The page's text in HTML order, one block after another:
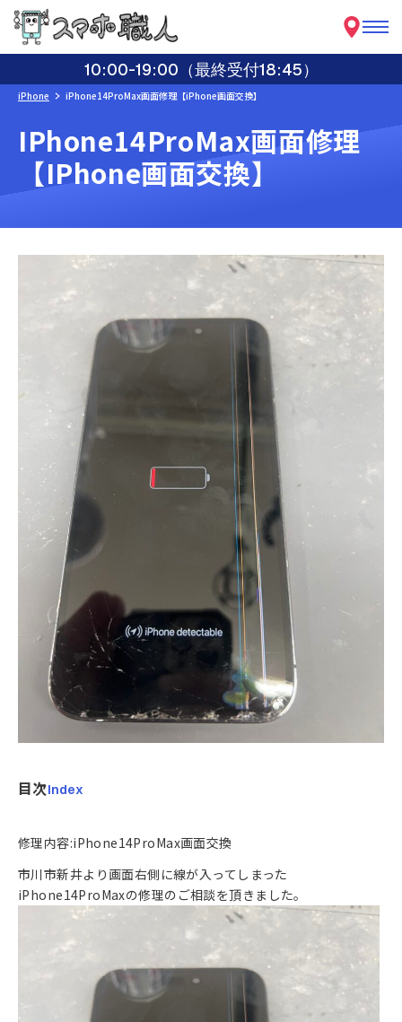
10:00-19:00（最終受付18:45）
iPhone iPhone14ProMax画面修理【iPhone画面交換】
IPhone14ProMax画面修理
【iPhone画面交換】
目次Index
修理内容:iPhone14ProMax画面交換
市川市新井より画面右側に線が入ってしまった
iPhone14ProMaxの修理のご相談を頂きました。